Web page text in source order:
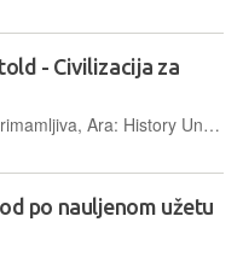
- Civilizacija za
Vizualno iznimno primamljiva, Ara: History Untold potezna je strategija koja je vrlo pristupačna čak i onima koji se nikada nisu okušali u tom zahtjevnom žanru, no daleko od toga da će je zavoljeti baš svi
po nauljenom užetu